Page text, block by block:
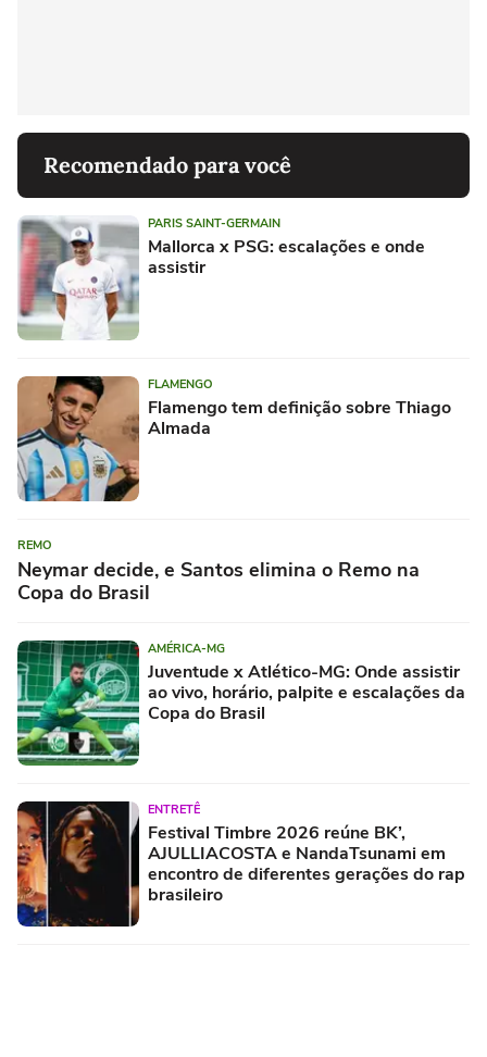
Recomendado para você
PARIS SAINT-GERMAIN
Mallorca x PSG: escalações e onde
assistir
FLAMENGO
Flamengo tem definição sobre Thiago
Almada
REMO
Neymar decide, e Santos elimina o Remo na
Copa do Brasil
AMÉRICA-MG
Juventude x Atlético-MG: Onde assistir
ao vivo, horário, palpite e escalações da
Copa do Brasil
ENTRETÊ
Festival Timbre 2026 reúne BK’,
AJULLIACOSTA e NandaTsunami em
encontro de diferentes gerações do rap
brasileiro